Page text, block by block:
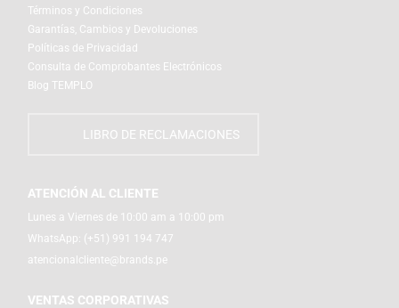
Términos y Condiciones
Garantías, Cambios y Devoluciones
Políticas de Privacidad
Consulta de Comprobantes Electrónicos
Blog TEMPLO
LIBRO DE RECLAMACIONES
ATENCIÓN AL CLIENTE
Lunes a Viernes de 10:00 am a 10:00 pm
WhatsApp: (+51) 991 194 747
atencionalcliente@brands.pe
VENTAS CORPORATIVAS